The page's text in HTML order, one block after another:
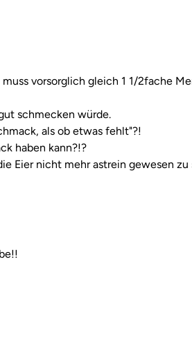
vorsorglich gleich 1 1/2fache
schmecken würde.
als ob etwas fehlt"?!
haben kann?!?
Eier nicht mehr astrein gewesen